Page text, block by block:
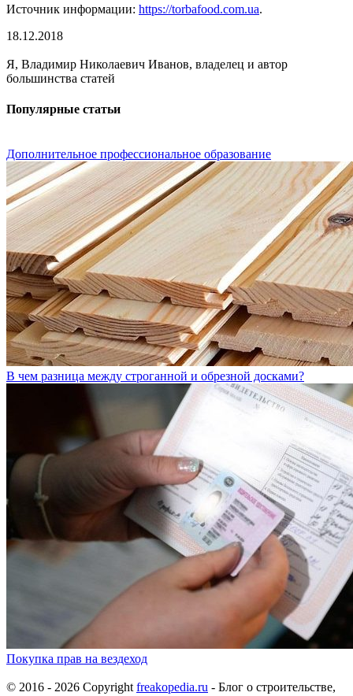
Источник информации: https://torbafood.com.ua.
18.12.2018
Я, Владимир Николаевич Иванов, владелец и автор
большинства статей
Популярные статьи
Дополнительное профессиональное образование
В чем разница между строганной и обрезной досками?
Покупка прав на вездеход
© 2016 - 2026 Copyright freakopedia.ru - Блог о строительстве,